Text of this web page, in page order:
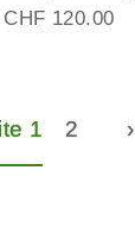
CHF 120.00
1 2 ›